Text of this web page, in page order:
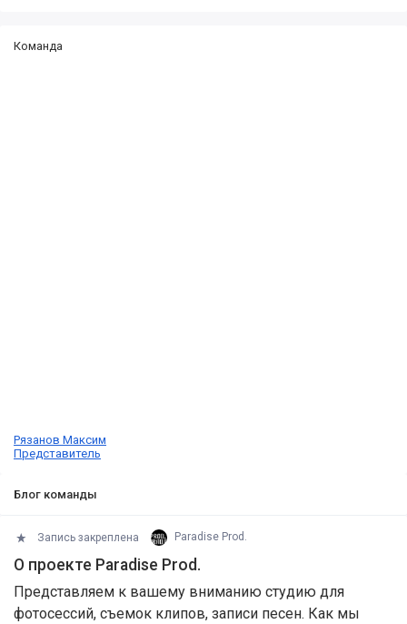
Команда
Рязанов Максим
Представитель
Блог команды
Запись закреплена Paradise Prod.
О проекте Paradise Prod.
Представляем к вашему вниманию студию для
фотосессий, съемок клипов, записи песен. Как мы